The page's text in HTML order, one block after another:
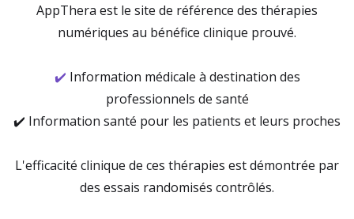
AppThera est le site de référence des thérapies
numériques au bénéfice clinique prouvé.
✔️ Information médicale à destination des
professionnels de santé
✔️ Information santé pour les patients et leurs proches
L'efficacité clinique de ces thérapies est démontrée par
des essais randomisés contrôlés.